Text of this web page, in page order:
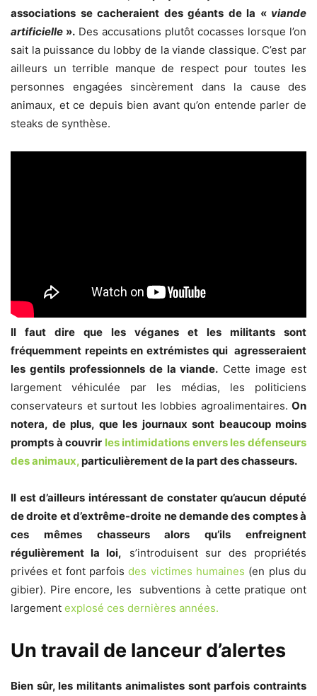
associations se cacheraient des géants de la « viande
artificielle ». Des accusations plutôt cocasses lorsque l’on
sait la puissance du lobby de la viande classique. C’est par
ailleurs un terrible manque de respect pour toutes les
personnes engagées sincèrement dans la cause des
animaux, et ce depuis bien avant qu’on entende parler de
steaks de synthèse.
Il faut dire que les véganes et les militants sont
fréquemment repeints en extrémistes qui agresseraient
les gentils professionnels de la viande. Cette image est
largement véhiculée par les médias, les politiciens
conservateurs et surtout les lobbies agroalimentaires. On
notera, de plus, que les journaux sont beaucoup moins
prompts à couvrir les intimidations envers les défenseurs
des animaux,particulièrement de la part des chasseurs.
Il est d’ailleurs intéressant de constater qu’aucun député
de droite et d’extrême-droite ne demande des comptes à
ces mêmes chasseurs alors qu’ils enfreignent
régulièrement la loi, s’introduisent sur des propriétés
privées et font parfois des victimes humaines (en plus du
gibier). Pire encore, les subventions à cette pratique ont
largement explosé ces dernières années.
Un travail de lanceur d’alertes
Bien sûr, les militants animalistes sont parfois contraints